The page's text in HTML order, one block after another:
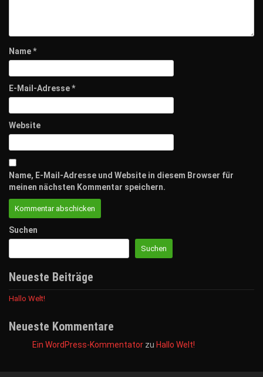
Name*
E-Mail-Adresse*
Website
Name, E-Mail-Adresse und Website in diesem Browser für
meinen nächsten Kommentar speichern.
Suchen
Suchen
Neueste Beiträge
Hallo Welt!
Neueste Kommentare
Ein WordPress-Kommentator zu Hallo Welt!